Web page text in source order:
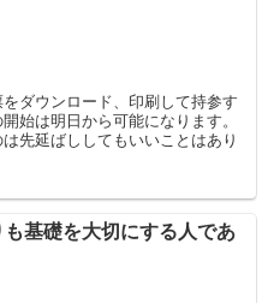
ダウンロード、印刷して持参す
始は明日から可能になります。
先延ばししてもいいことはあり
も基礎を大切にする人であ